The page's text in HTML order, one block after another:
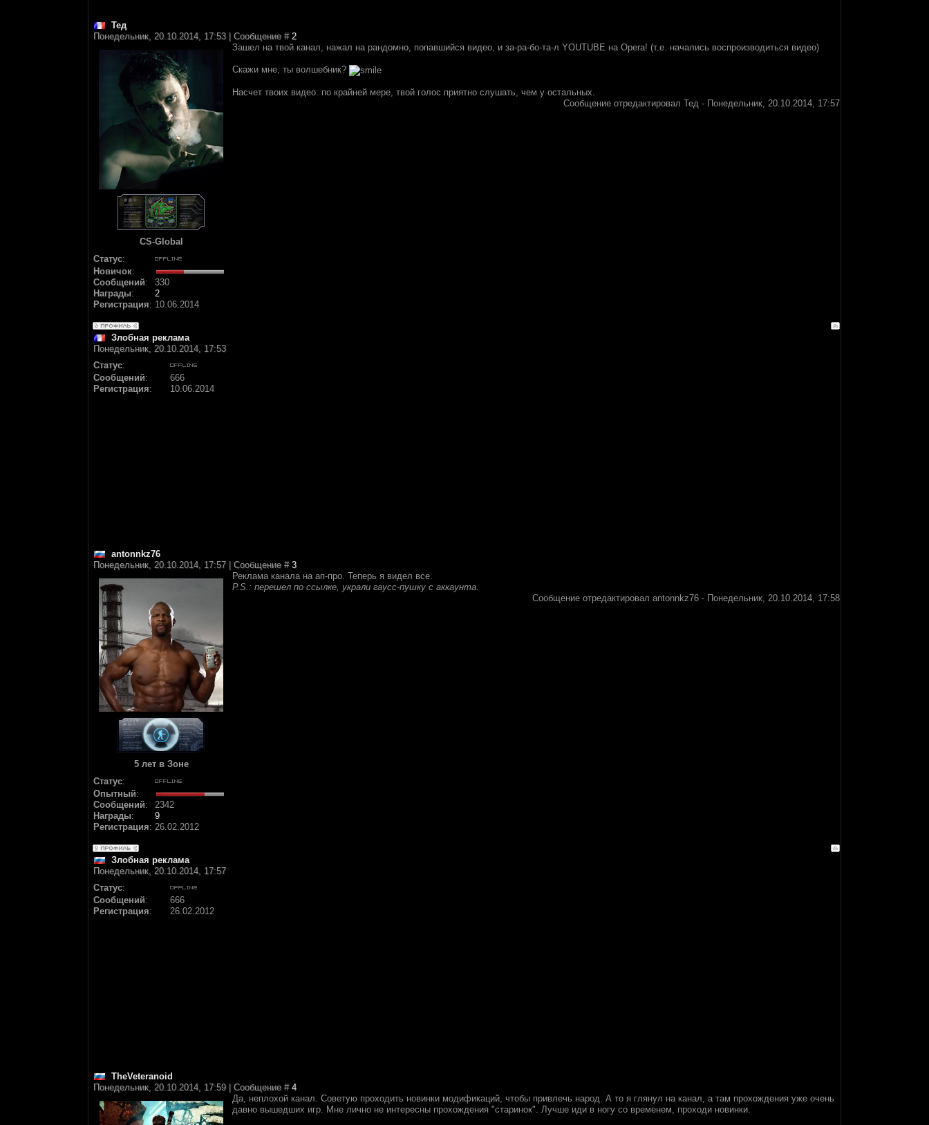
Тед
Понедельник, 20.10.2014, 17:53 | Сообщение # 2
CS-Global
Статус:
Новичок:
Сообщений:
330
Награды:
2
Регистрация: 10.06.2014
Зашел на твой канал, нажал на рандомно, попавшийся видео, и за-ра-бо-та-л YOUTUBE на Opera! (т.е. начались воспроизводиться видео)
Скажи мне, ты волшебник?
Насчет твоих видео: по крайней мере, твой голос приятно слушать, чем у остальных.
Сообщение отредактировал Тед - Понедельник, 20.10.2014, 17:57
Злобная реклама
Понедельник, 20.10.2014, 17:53
Статус:
Сообщений:
666
Регистрация: 10.06.2014
antonnkz76
Понедельник, 20.10.2014, 17:57 | Сообщение # 3
5 лет в Зоне
Статус:
Опытный:
Сообщений:
2342
Награды:
9
Регистрация: 26.02.2012
Реклама канала на ап-про. Теперь я видел все.
P.S.: перешел по ссылке, украли гаусс-пушку с аккаунта.
Сообщение отредактировал antonnkz76 - Понедельник, 20.10.2014, 17:58
Злобная реклама
Понедельник, 20.10.2014, 17:57
Статус:
Сообщений:
666
Регистрация: 26.02.2012
TheVeteranoid
Понедельник, 20.10.2014, 17:59 | Сообщение # 4
Да, неплохой канал. Советую проходить новинки модификаций, чтобы привлечь народ. А то я глянул на канал, а там прохождения уже очень
давно вышедших игр. Мне лично не интересны прохождения "старинок". Лучше иди в ногу со временем, проходи новинки.